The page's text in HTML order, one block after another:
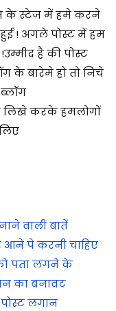
के स्टेज में हमे करने
हुई ! अगले पोस्ट में हम
!उम्मीद है की पोस्ट
के बारेमे हो तो निचे
लिखे करके हमलोगों
वाली बातें
आने पे करनी चाहिए
पता लगने के
का बनावट
लगान